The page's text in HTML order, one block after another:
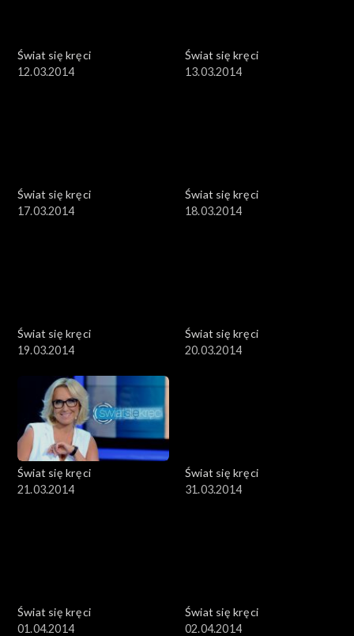
Świat się kręci
12.03.2014
Świat się kręci
13.03.2014
Świat się kręci
17.03.2014
Świat się kręci
18.03.2014
Świat się kręci
19.03.2014
Świat się kręci
20.03.2014
Świat się kręci
21.03.2014
Świat się kręci
31.03.2014
Świat się kręci
01.04.2014
Świat się kręci
02.04.2014